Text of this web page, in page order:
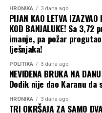
HRONIKA 3 dana ago
PIJAN KAO LETVA IZAZVAO
KOD BANJALUKE! Sa
imanje, pa požar
lješnjaka!
POLITIKA 3 dana ago
NEVIĐENA BRUKA NA
Dodik nije dao Karanu da
HRONIKA 3 dana ago
TRI OKRŠAJA ZA SAMO